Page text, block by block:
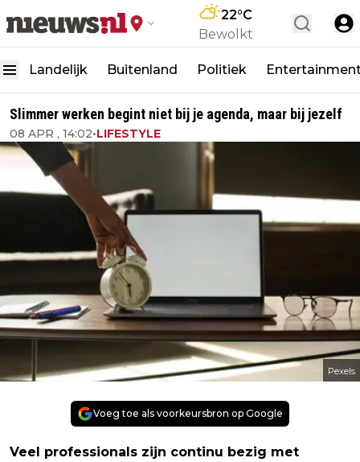
22°C
Bewolkt
Landelijk Buitenland Politiek
Slimmer werken begint niet bij je agenda, maar bij jezelf
08 APR , 14:02•LIFESTYLE
Pexels
Voeg toe als voorkeursbron op Google
Veel professionals zijn continu bezig met